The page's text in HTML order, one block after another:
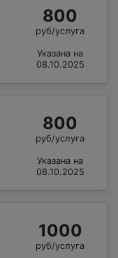
800
руб/услуга
Указана на
08.10.2025
800
руб/услуга
Указана на
08.10.2025
1000
руб/услуга